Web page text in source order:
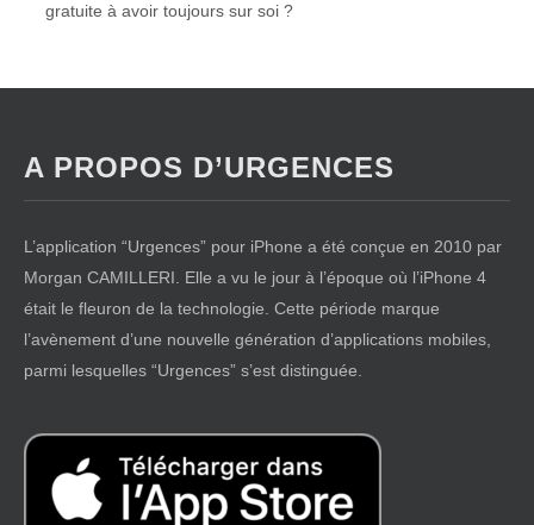
gratuite à avoir toujours sur soi ?
A PROPOS D’URGENCES
L’application “Urgences” pour iPhone a été conçue en 2010 par
Morgan CAMILLERI. Elle a vu le jour à l’époque où l’iPhone 4
était le fleuron de la technologie. Cette période marque
l’avènement d’une nouvelle génération d’applications mobiles,
parmi lesquelles “Urgences” s’est distinguée.